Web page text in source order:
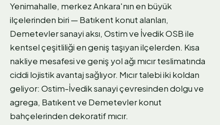
Yenimahalle, merkez Ankara'nın en büyük
ilçelerinden biri — Batıkent konut alanları,
Demetevler sanayi aksı, Ostim ve İvedik OSB ile
kentsel çeşitliliği en geniş taşıyan ilçelerden. Kısa
nakliye mesafesi ve geniş yol ağı mıcır teslimatında
ciddi lojistik avantaj sağlıyor. Mıcır talebi iki koldan
geliyor: Ostim-İvedik sanayi çevresinden dolgu ve
agrega, Batıkent ve Demetevler konut
bahçelerinden dekoratif mıcır.